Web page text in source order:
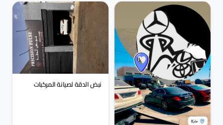
نبض الدقة لصيانة المركبات